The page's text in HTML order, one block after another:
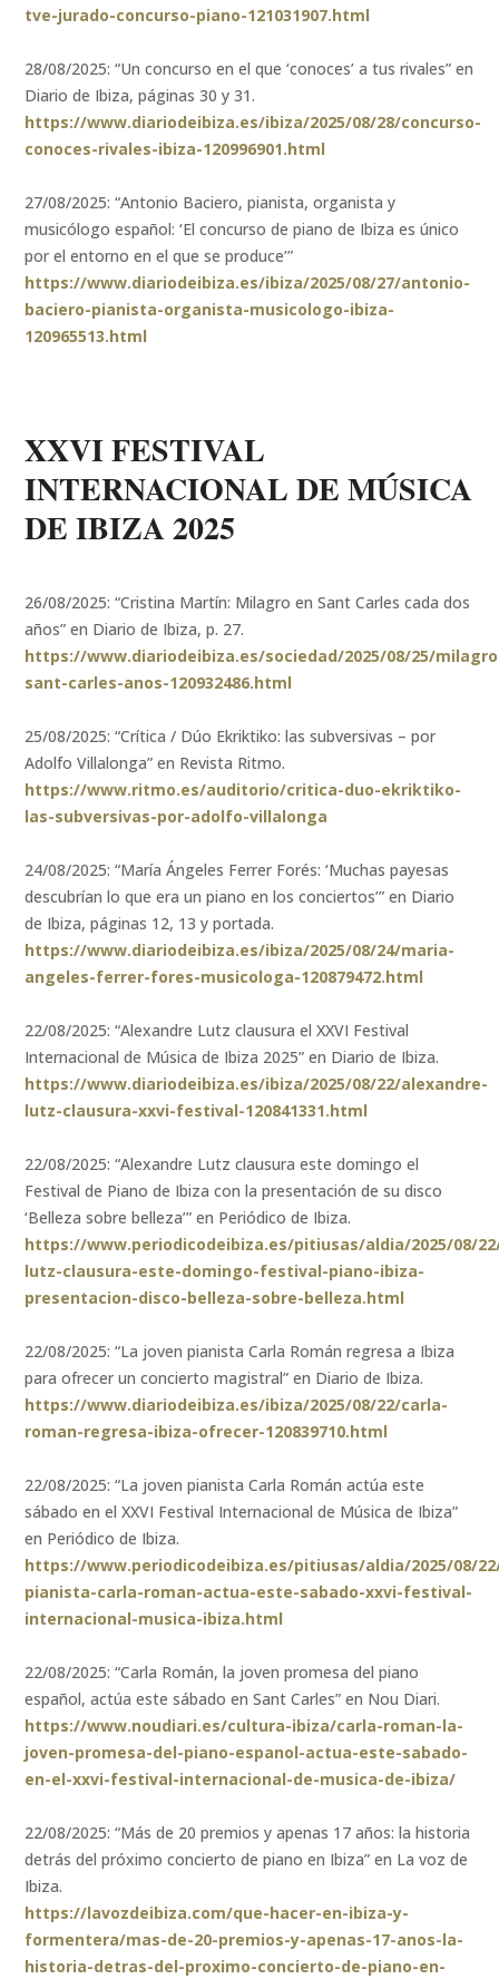
tve-jurado-concurso-piano-121031907.html
28/08/2025: “Un concurso en el que ‘conoces’ a tus rivales” en
Diario de Ibiza, páginas 30 y 31.
https://www.diariodeibiza.es/ibiza/2025/08/28/concurso-
conoces-rivales-ibiza-120996901.html
27/08/2025: “Antonio Baciero, pianista, organista y
musicólogo español: ‘El concurso de piano de Ibiza es único
por el entorno en el que se produce’”
https://www.diariodeibiza.es/ibiza/2025/08/27/antonio-
baciero-pianista-organista-musicologo-ibiza-
120965513.html
XXVI FESTIVAL
INTERNACIONAL DE MÚSICA
DE IBIZA 2025
26/08/2025: “Cristina Martín: Milagro en Sant Carles cada dos
años” en Diario de Ibiza, p. 27.
https://www.diariodeibiza.es/sociedad/2025/08/25/
sant-carles-anos-120932486.html
25/08/2025: “Crítica / Dúo Ekriktiko: las subversivas – por
Adolfo Villalonga” en Revista Ritmo.
https://www.ritmo.es/auditorio/critica-duo-ekriktiko-
las-subversivas-por-adolfo-villalonga
24/08/2025: “María Ángeles Ferrer Forés: ‘Muchas payesas
descubrían lo que era un piano en los conciertos’” en Diario
de Ibiza, páginas 12, 13 y portada.
https://www.diariodeibiza.es/ibiza/2025/08/24/maria-
angeles-ferrer-fores-musicologa-120879472.html
22/08/2025: “Alexandre Lutz clausura el XXVI Festival
Internacional de Música de Ibiza 2025” en Diario de Ibiza.
https://www.diariodeibiza.es/ibiza/2025/08/22/alexandre-
lutz-clausura-xxvi-festival-120841331.html
22/08/2025: “Alexandre Lutz clausura este domingo el
Festival de Piano de Ibiza con la presentación de su disco
‘Belleza sobre belleza’” en Periódico de Ibiza.
https://www.periodicodeibiza.es/pitiusas/aldia/2025/08/
lutz-clausura-este-domingo-festival-piano-ibiza-
presentacion-disco-belleza-sobre-belleza.html
22/08/2025: “La joven pianista Carla Román regresa a Ibiza
para ofrecer un concierto magistral” en Diario de Ibiza.
https://www.diariodeibiza.es/ibiza/2025/08/22/carla-
roman-regresa-ibiza-ofrecer-120839710.html
22/08/2025: “La joven pianista Carla Román actúa este
sábado en el XXVI Festival Internacional de Música de Ibiza”
en Periódico de Ibiza.
https://www.periodicodeibiza.es/pitiusas/aldia/2025/08/
pianista-carla-roman-actua-este-sabado-xxvi-festival-
internacional-musica-ibiza.html
22/08/2025: “Carla Román, la joven promesa del piano
español, actúa este sábado en Sant Carles” en Nou Diari.
https://www.noudiari.es/cultura-ibiza/carla-roman-la-
joven-promesa-del-piano-espanol-actua-este-sabado-
en-el-xxvi-festival-internacional-de-musica-de-ibiza/
22/08/2025: “Más de 20 premios y apenas 17 años: la historia
detrás del próximo concierto de piano en Ibiza” en La voz de
Ibiza.
https://lavozdeibiza.com/que-hacer-en-ibiza-y-
formentera/mas-de-20-premios-y-apenas-17-anos-la-
historia-detras-del-proximo-concierto-de-piano-en-